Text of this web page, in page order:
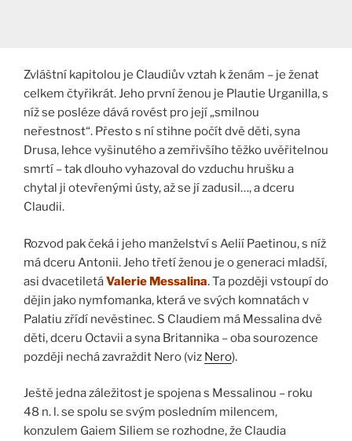
Zvláštní kapitolou je Claudiův vztah k ženám – je ženat
celkem čtyřikrát. Jeho první ženou je Plautie Urganilla, s
níž se posléze dává rovést pro její „smilnou
neřestnost“. Přesto s ní stihne počít dvě děti, syna
Drusa, lehce vyšinutého a zemřivšího těžko uvěřitelnou
smrtí – tak dlouho vyhazoval do vzduchu hrušku a
chytal ji otevřenými ústy, až se jí zadusil…, a dceru
Claudii.
Rozvod pak čeká i jeho manželství s Aelií Paetinou, s níž
má dceru Antonii. Jeho třetí ženou je o generaci mladší,
asi dvacetiletáValerie Messalina. Ta později vstoupí do
dějin jako nymfomanka, která ve svých komnatách v
Palatiu zřídí nevěstinec. S Claudiem má Messalina dvě
děti, dceru Octavii a syna Britannika – oba sourozence
později nechá zavraždit Nero (viz Nero).
Ještě jedna záležitost je spojena s Messalinou – roku
48 n. l. se spolu se svým posledním milencem,
konzulem Gaiem Siliem se rozhodne, že Claudia